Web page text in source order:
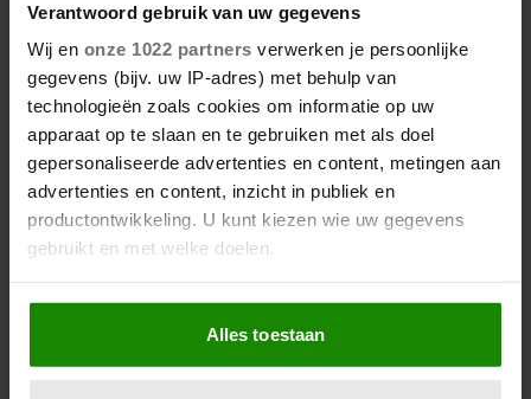
Verantwoord gebruik van uw gegevens
Wij en onze 1022 partners verwerken je persoonlijke
gegevens (bijv. uw IP-adres) met behulp van
technologieën zoals cookies om informatie op uw
apparaat op te slaan en te gebruiken met als doel
gepersonaliseerde advertenties en content, metingen aan
advertenties en content, inzicht in publiek en
productontwikkeling. U kunt kiezen wie uw gegevens
gebruikt en met welke doelen.
Als u het toestaat, willen we ook graag:
Informatie verzamelen over uw geografische
locatie, die tot een paar meter nauwkeurig kan zijn
Alles toestaan
Nieuw